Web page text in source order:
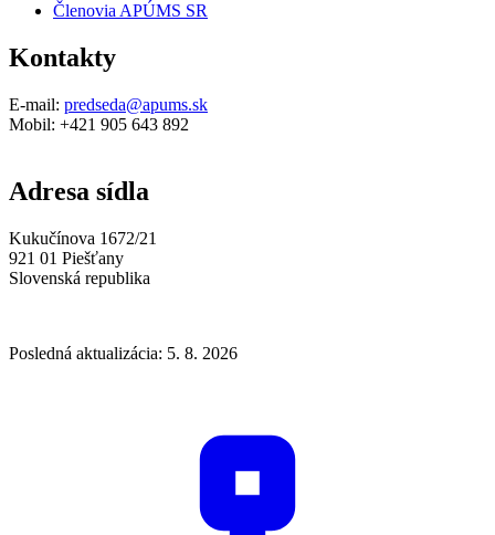
Členovia APÚMS SR
Kontakty
E-mail: predseda@apums.sk
Mobil: +421 905 643 892
Adresa sídla
Kukučínova 1672/21
921 01 Piešťany
Slovenská republika
Posledná aktualizácia: 5. 8. 2026